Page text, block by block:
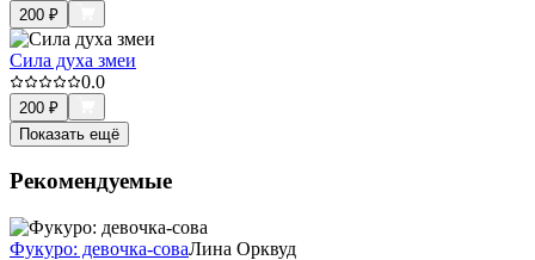
200 ₽
Сила духа змеи
0.0
200 ₽
Показать ещё
Рекомендуемые
Фукуро: девочка-соваЛина Орквуд